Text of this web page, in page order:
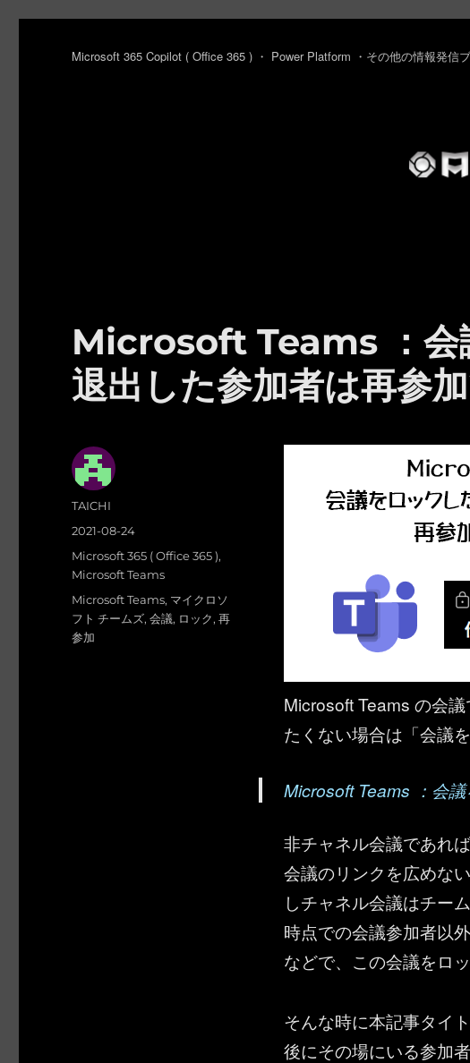
Microsoft 365 Copilot ( Office 365 ) ・ Power Platform ・その他の情報発信
Microsoft Teams ：会
退出した参加者は再参
Microsoft Teams の会
たくない場合は「会議
Microsoft Teams ：会
非チャネル会議であれ
会議のリンクを広めな
しチャネル会議はチー
時点での会議参加者以
などで、この会議をロ
そんな時に本記事タイ
後にその場にいる参加
投
稿
TAICHI
投
日:
2021-08-24
カ
テ
ー
Microsoft 365 ( Office 365 ),
Microsoft Teams
タ
グ
Microsoft Teams, マイクロソ
フト チームズ,会議, ロック,再
参加